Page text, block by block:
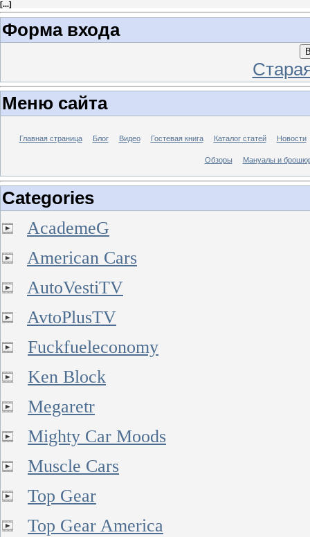
[...]
Форма входа
Меню сайта
Главная страница Блог Видео Гостевая книга Каталог статей Новости
Обзоры Мануалы и
Categories
AcademeG
American Cars
AutoVestiTV
AvtoPlusTV
Fuckfueleconomy
Ken Block
Megaretr
Mighty Car Moods
Muscle Cars
Top Gear
Top Gear America